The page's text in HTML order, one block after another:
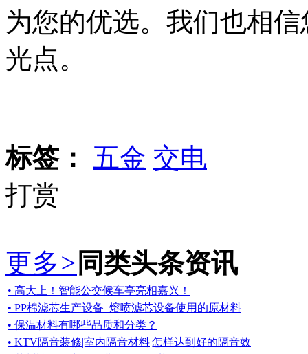
为您的优选。我们也相
光点。
标签： 五金 交电
打赏
更多> 同类头条资讯
• 高大上！智能公交候车亭亮相嘉兴！
• PP棉滤芯生产设备_熔喷滤芯设备使用的原材料
• 保温材料有哪些品质和分类？
• KTV隔音装修|室内隔音材料|怎样达到好的隔音效